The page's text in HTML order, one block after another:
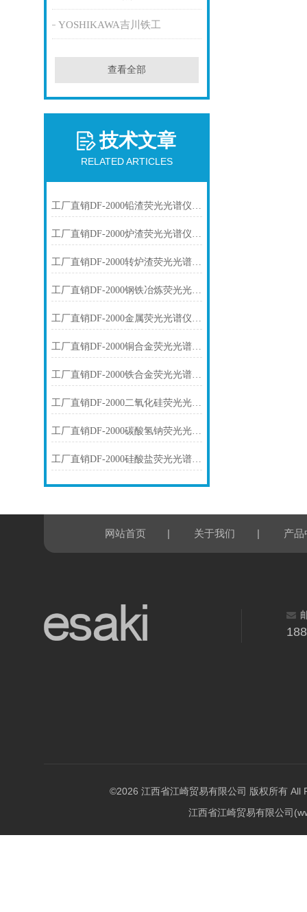
YOSHIKAWA吉川铁工
查看全部
技术文章
RELATED ARTICLES
工厂直销DF-2000铅渣荧光光谱仪技术参数
工厂直销DF-2000炉渣荧光光谱仪技术参数
工厂直销DF-2000转炉渣荧光光谱仪技术参数
工厂直销DF-2000钢铁冶炼荧光光谱仪技术参数
工厂直销DF-2000金属荧光光谱仪技术参数
工厂直销DF-2000铜合金荧光光谱仪技术参数
工厂直销DF-2000铁合金荧光光谱仪技术参数
工厂直销DF-2000二氧化硅荧光光谱仪技术参数
工厂直销DF-2000碳酸氢钠荧光光谱仪技术参数
工厂直销DF-2000硅酸盐荧光光谱仪技术参数
网站首页 | 关于我们 | 产品
©2026 江西省江崎贸易有限公司 版权所有 All
江西省江崎贸易有限公司